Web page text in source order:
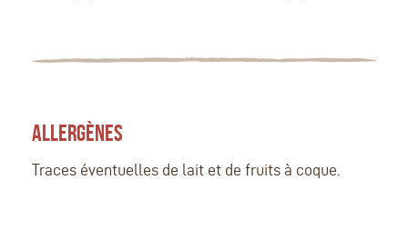
ALLERGÈNES
Traces éventuelles de lait et de fruits à coque.